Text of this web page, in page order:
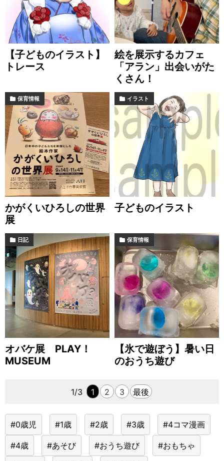
【子どものイラスト】
トレース
絵を展示するカフェ
「アラン」出会いがた
くさん！
保育情報
かがくいひろしの世界
展
イラスト
子どものイラスト
日記
オバケ展 PLAY！
MUSEUM
保育情報
【氷で遊ぼう】暑い日
のおうち遊び
1/3 1 2 3 最後
#0歳児 #1歳 #2歳 #3歳 #4コマ漫画
#4歳 #あそび #おうち遊び #おもちゃ